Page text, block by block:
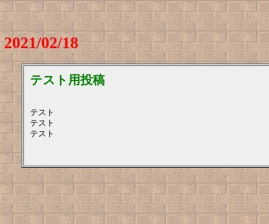
2021/02/18
テスト用投稿
テスト
テスト
テスト